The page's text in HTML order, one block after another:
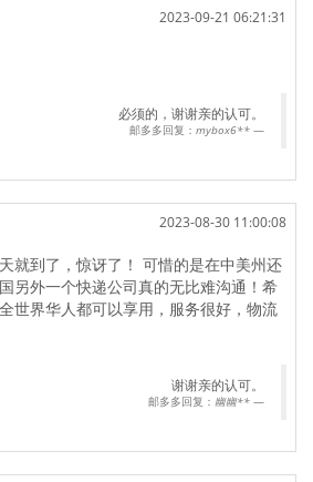
2023-09-21 06:21:31
必须的，谢谢亲的认可。
邮多多回复： mybox6**
2023-08-30 11:00:08
就到了，惊讶了！ 可惜的是在中美州还
另外一个快递公司真的无比难沟通！希
世界华人都可以享用，服务很好，物流
谢谢亲的认可。
邮多多回复： 幽幽**